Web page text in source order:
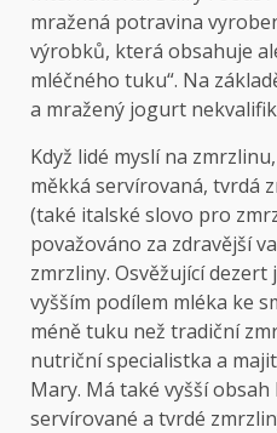
mražená potravina
výrobků, která obsahuje
mléčného tuku“. Na
a mražený jogurt
Když lidé myslí na
měkká servírovaná, tvrdá
(také italské slovo pro
považováno za zdravější
zmrzliny. Osvěžující dezert
vyšším podílem mléka ke
méně tuku než tradiční
nutriční specialistka a
Mary. Má také vyšší
servírované a tvrdé